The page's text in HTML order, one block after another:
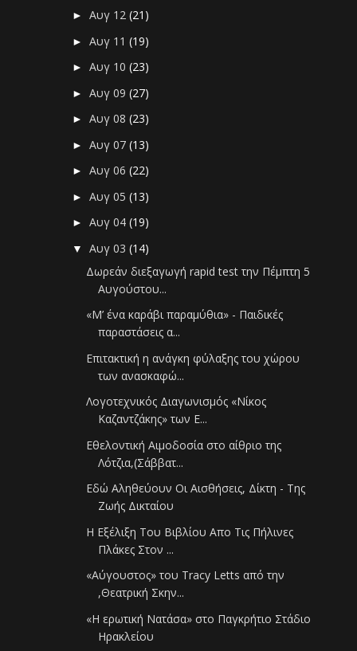
►Αυγ 12(21)
►Αυγ 11(19)
►Αυγ 10(23)
►Αυγ 09(27)
►Αυγ 08(23)
►Αυγ 07(13)
►Αυγ 06(22)
►Αυγ 05(13)
►Αυγ 04(19)
▼Αυγ 03(14)
Δωρεάν διεξαγωγή rapid test την Πέμπτη 5
Αυγούστου...
«Μ’ ένα καράβι παραμύθια» - Παιδικές
παραστάσεις α...
Επιτακτική η ανάγκη φύλαξης του χώρου
των ανασκαφώ...
Λογοτεχνικός Διαγωνισμός «Νίκος
Καζαντζάκης» των Ε...
Εθελοντική Αιμοδοσία στο αίθριο της
Λότζια,(Σάββατ...
Εδώ Αληθεύουν Οι Αισθήσεις, Δίκτη - Της
Ζωής Δικταίου
Η Εξέλιξη Του Βιβλίου Απο Τις Πήλινες
Πλάκες Στον ...
«Αύγουστος» του Tracy Letts από την
,Θεατρική Σκην...
«Η ερωτική Νατάσα» στο Παγκρήτιο Στάδιο
Ηρακλείου